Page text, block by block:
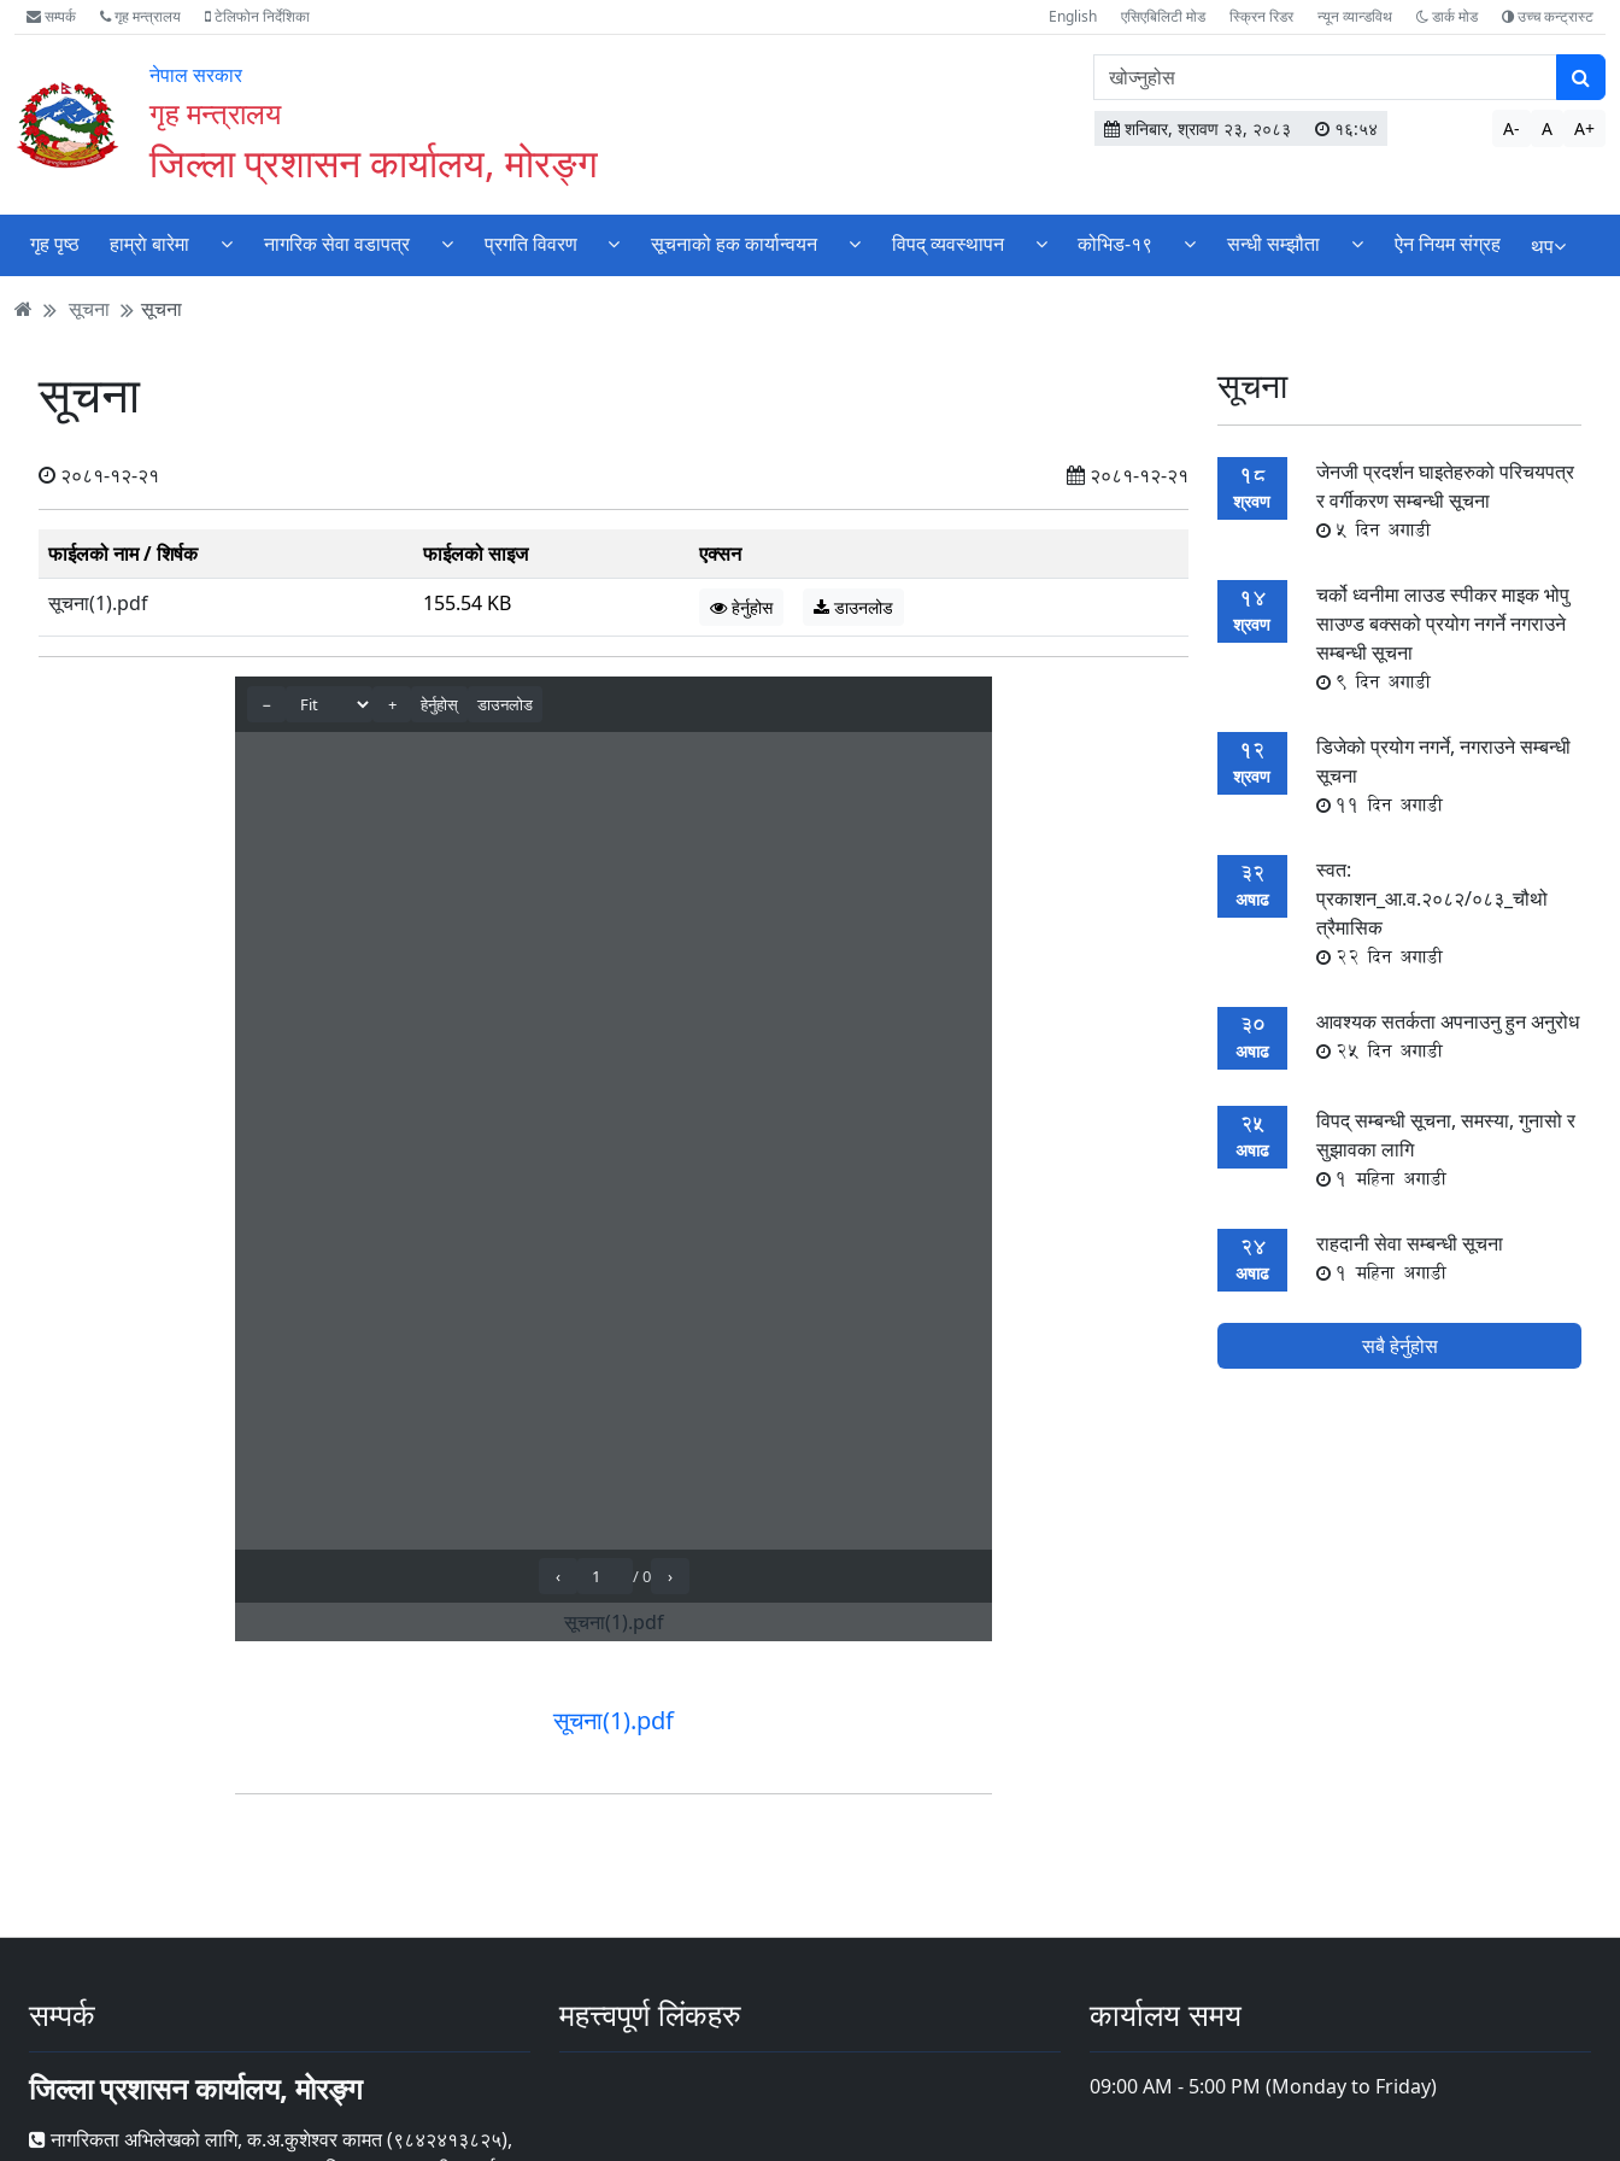
Accessibility
Mode
गर्नुहोस्
मुख्य
सामाग्री
मुख्य
नेभिगेसन
वेबसाइट
खोजमा
सम्पर्क गृह मन्त्रालय टेलिफोन निर्देशिका English एसिएबिलिटी मोड स्क्रिन रिडर न्यून व्यान्डविथ डार्क मोड उच्च कन्ट्रास्ट
नेपाल सरकार
गृह मन्त्रालय
जिल्ला प्रशासन कार्यालय, मोरङ्ग
वेबसाइटमा
सामग्री
खोज्नुहोस
शनिबार, श्रावण २३, २०८३ १६:५४ A- A A+
गृह पृष्ठ हाम्राे बारेमा नागरिक सेवा वडापत्र प्रगति विवरण सूचनाको हक कार्यान्वयन विपद् व्यवस्थापन कोभिड-१९ सन्धी सम्झौता ऐन नियम संग्रह थप
सूचना सूचना
सूचना
२०८१-१२-२१ २०८१-१२-२१
फाईलको नाम / शिर्षक फाईलको साइज
एक्सन
सूचना(1).pdf
155.54 KB हेर्नुहोस डाउनलोड
सूचना(1).pdf
सूचना
18
श्रवण
जेनजी प्रदर्शन घाइतेहरुको परिचयपत्र
र वर्गीकरण सम्बन्धी सूचना
5 दिन अगाडी
14
श्रवण
चर्को ध्वनीमा लाउड स्पीकर माइक भोपु
साउण्ड बक्सको प्रयोग नगर्ने नगराउने
सम्बन्धी सूचना
9 दिन अगाडी
12
श्रवण
डिजेको प्रयोग नगर्ने, नगराउने सम्बन्धी
सूचना
11 दिन अगाडी
32
अषाढ
स्वत:
प्रकाशन_आ.व.२०८२/०८३_चौथो
त्रैमासिक
22 दिन अगाडी
30
अषाढ
आवश्यक सतर्कता अपनाउनु हुन अनुरोध
25 दिन अगाडी
25
अषाढ
विपद् सम्बन्धी सूचना, समस्या, गुनासो र
सुझावका लागि
1 महिना अगाडी
24
अषाढ
राहदानी सेवा सम्बन्धी सूचना
1 महिना अगाडी
सबै हेर्नुहोस
सम्पर्क
जिल्ला प्रशासन कार्यालय, मोरङ्ग
नागरिकता अभिलेखको लागि, क.अ.कुशेश्वर कामत (९८४२४१३८२५),
महत्त्वपूर्ण लिंकहरु कार्यालय समय
09:00 AM - 5:00 PM (Monday to Friday)